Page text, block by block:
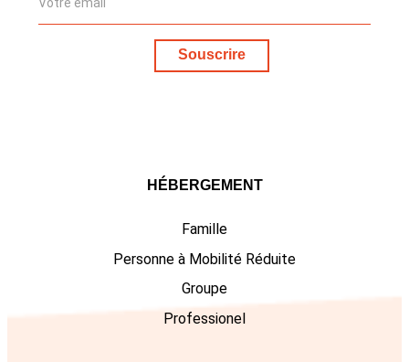
Souscrire
HÉBERGEMENT
Famille
Personne à Mobilité Réduite
Groupe
Professionel